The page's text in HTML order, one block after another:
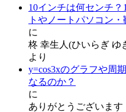
10インチは何センチ
トやノートパソコン・
に
柊 幸生人(ひいらぎ ゆ
より
y=cos3x‌‌のグラフや周
なるのか？
に
ありがとうございます